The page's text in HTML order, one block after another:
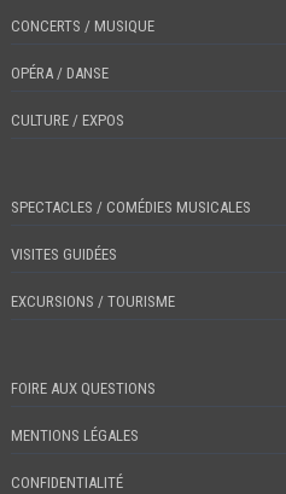
CONCERTS / MUSIQUE
OPÉRA / DANSE
CULTURE / EXPOS
SPECTACLES / COMÉDIES MUSICALES
VISITES GUIDÉES
EXCURSIONS / TOURISME
FOIRE AUX QUESTIONS
MENTIONS LÉGALES
CONFIDENTIALITÉ